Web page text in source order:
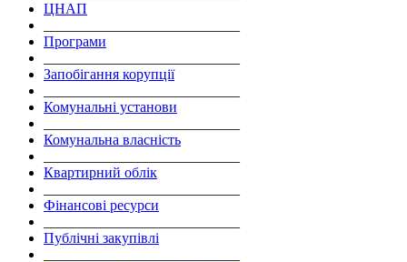
ЦНАП
Програми
Запобігання корупції
Комунальні установи
Комунальна власність
Квартирний облік
Фінансові ресурси
Публічні закупівлі